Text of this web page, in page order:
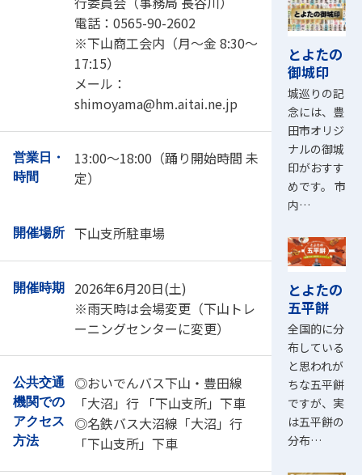
電話：0565-90-2602
※下山商工会内（月～金 8:30～
17:15）
メール：
shimoyama@hm.aitai.ne.jp
営業日・
時間
13:00～18:00（踊り開始時間 未
定）
開催場所 下山支所駐車場
開催時期
2026年6月20日(土)
※雨天時は会場変更（下山トレ
ーニングセンターに変更）
公共交通
機関での
アクセス
方法
◎おいでんバス下山・豊田線
「大沼」行 「下山支所」下車
◎名鉄バス大沼線「大沼」行
「下山支所」下車
とよたの
御城印
城巡りの記
念には、豊
田市オリジ
ナルの御城
印がおすす
めです。 市
内…
とよたの
五平餅
全国的に分
布している
と思われが
ちな五平餅
ですが、実
は五平餅の
分布…